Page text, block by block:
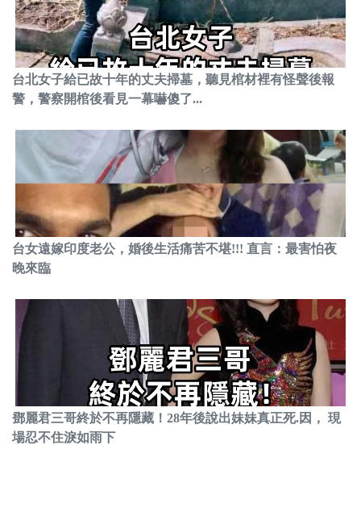
台北女子給已故十年的丈夫掃墓，聽見棺材裡有怪聲後報
警，警察開棺後看見一幕嚇傻了...
台女遠嫁印度老公，婚後生活痛苦不堪!!! 直言：最害怕夜
晚來臨
鄧麗君三哥終於不再隱藏！28年後說出妹妹真正死.因， 現
場忍不住淚如雨下